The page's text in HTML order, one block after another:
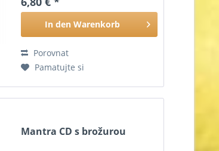
In den Warenkorb
Porovnat
Pamatujte si
Mantra CD s brožurou